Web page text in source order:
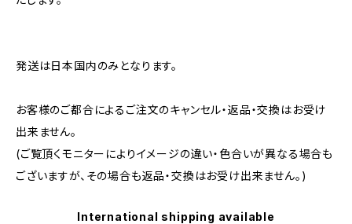
発送は日本国内のみとなります。
お客様のご都合によるご注文のキャンセル・返品・交換はお受け
出来ません。
(ご覧頂くモニターによりイメージの違い・色合いが異なる場合も
ございますが、その場合も返品・交換はお受け出来ません。)
International shipping available